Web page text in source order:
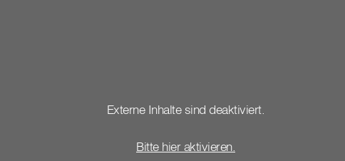
Externe Inhalte sind deaktiviert.
Bitte hier aktivieren.